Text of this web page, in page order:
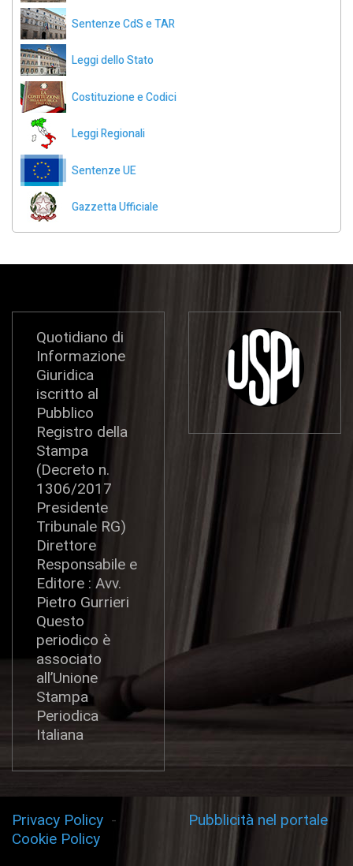
Sentenze CdS e TAR
Leggi dello Stato
Costituzione e Codici
Leggi Regionali
Sentenze UE
Gazzetta Ufficiale
Quotidiano di
Informazione
Giuridica
iscritto al
Pubblico
Registro della
Stampa
(Decreto n.
1306/2017
Presidente
Tribunale RG)
Direttore
Responsabile e
Editore : Avv.
Pietro Gurrieri
Questo
periodico è
associato
all’Unione
Stampa
Periodica
Italiana
Privacy Policy -
Cookie Policy
Pubblicità nel portale